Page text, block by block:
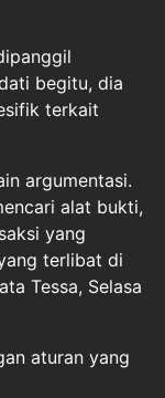
begitu, dia
terkait
argumentasi.
alat bukti,
yang
terlibat di
Tessa, Selasa
aturan yang